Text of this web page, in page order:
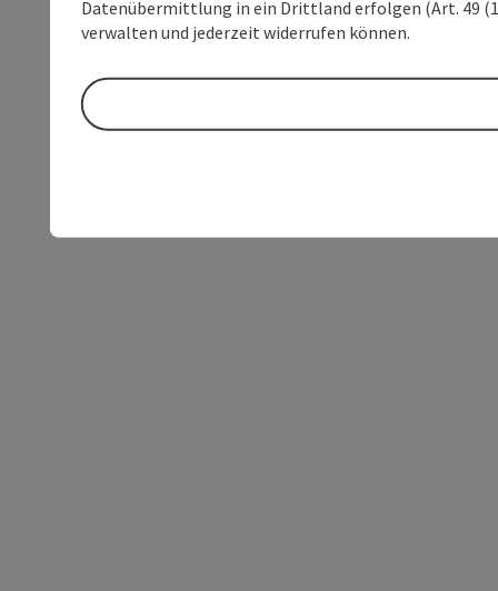
Datenübermittlung in ein Drittland erfolgen (Art. 49
verwalten und jederzeit widerrufen können.